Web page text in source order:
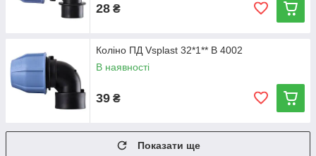
28 ₴
Коліно ПД Vsplast 32*1** В 4002
В наявності
39 ₴
Показати ще